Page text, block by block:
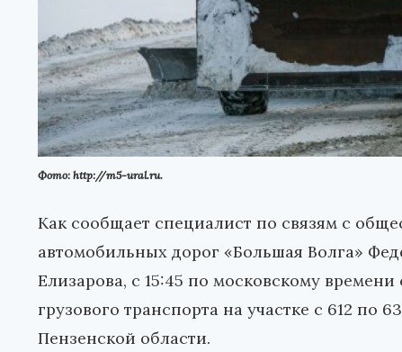
Фото: http://m5-ural.ru.
Как сообщает специалист по связям с
автомобильных дорог «Большая Волга»
Елизарова, с 15:45 по московскому
грузового транспорта на участке с 612 по
Пензенской области.